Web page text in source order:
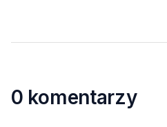
0 komentarzy